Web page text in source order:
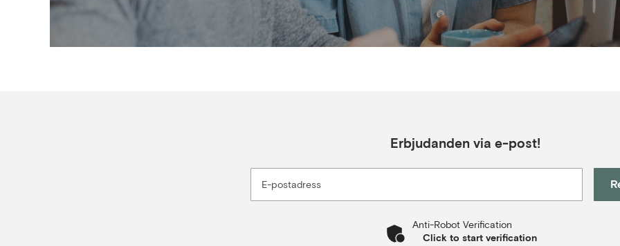
Erbjudanden via e-post!
E-postadress
Anti-Robot Verification
Click to start verification